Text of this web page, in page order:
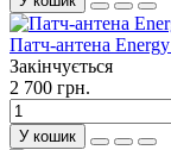
Патч-антена
Закінчується
2 700 грн.
У кошик